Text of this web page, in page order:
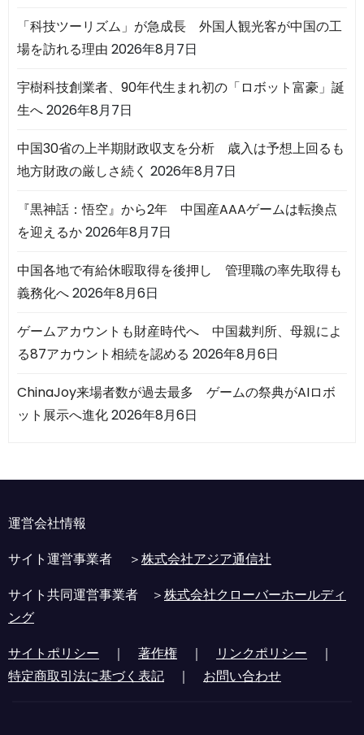
「科技ツーリズム」が急成長 外国人観光客が中国の工
場を訪れる理由 2026年8月7日
宇樹科技創業者、90年代生まれ初の「ロボット富豪」誕
生へ2026年8月7日
中国30省の上半期財政収支を分析 歳入は予想上回るも
地方財政の厳しさ続く 2026年8月7日
『黒神話：悟空』から2年 中国産AAAゲームは転換点
を迎えるか2026年8月7日
中国各地で有給休暇取得を後押し 管理職の率先取得も
義務化へ2026年8月6日
ゲームアカウントも財産時代へ 中国裁判所、母親によ
る87アカウント相続を認める 2026年8月6日
ChinaJoy来場者数が過去最多 ゲームの祭典がAIロボ
ット展示へ進化2026年8月6日
運営会社情報
サイト運営事業者 ＞株式会社アジア通信社
サイト共同運営事業者 ＞株式会社クローバーホールディ
ング
サイトポリシー ｜ 著作権 ｜ リンクポリシー ｜
特定商取引法に基づく表記 ｜ お問い合わせ